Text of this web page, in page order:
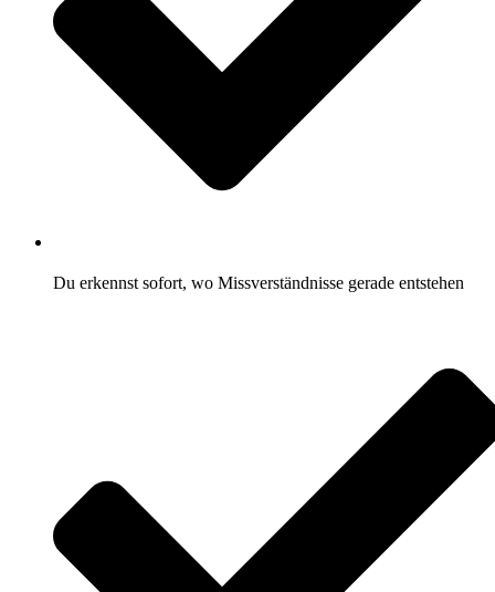
Du erkennst sofort, wo Missverständnisse gerade entstehen